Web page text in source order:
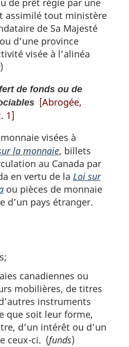
de prêt régie par une
assimilé tout ministère
de Sa Majesté
d’une province
visée à l’alinéa
)
de fonds ou de
[Abrogée,
1]
visées à
la monnaie, billets
au Canada par
en vertu de la Loi sur
ou pièces de monnaie
d’un pays étranger.
canadiennes ou
mobilières, de titres
instruments
que soit leur forme,
d’un intérêt ou d’un
ceux-ci. (funds)